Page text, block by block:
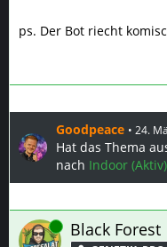
nach Indoor (Aktiv)
Online Black Forest
GENETIK–PRO
24. März 2026 um 16:17